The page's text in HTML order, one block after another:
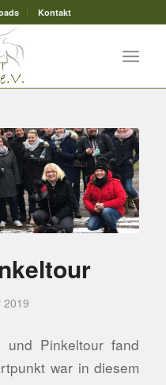
Kontakt
2019
und Pinkeltour fand
war in diesem